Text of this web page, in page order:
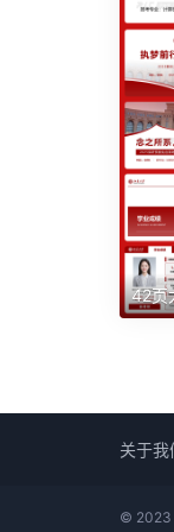
关于我
© 2023